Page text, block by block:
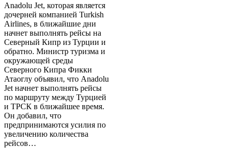
Anadolu Jet, которая является
дочерней компанией Turkish
Airlines, в ближайшие дни
начнет выполнять рейсы на
Северный Кипр из Турции и
обратно. Министр туризма и
окружающей среды
Северного Кипра Фикки
Атаоглу объявил, что Anadolu
Jet начнет выполнять рейсы
по маршруту между Турцией
и ТРСК в ближайшее время.
Он добавил, что
предпринимаются усилия по
увеличению количества
рейсов…